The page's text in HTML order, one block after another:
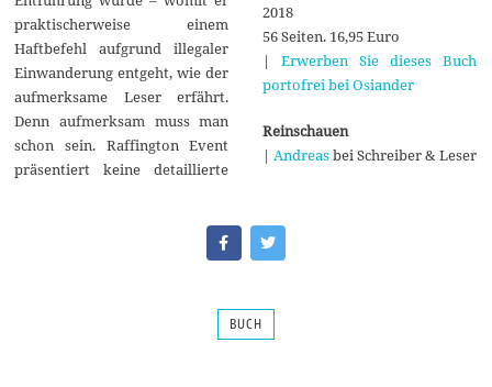
praktischerweise einem
Haftbefehl aufgrund illegaler
Einwanderung entgeht, wie der
aufmerksame Leser erfährt.
Denn aufmerksam muss man
schon sein. Raffington Event
präsentiert keine detaillierte
2018
56 Seiten. 16,95 Euro
| Erwerben Sie dieses Buch
portofrei bei Osiander
Reinschauen
| Andreasbei Schreiber & Leser
BUCH